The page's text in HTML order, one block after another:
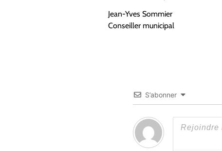
Jean-Yves Sommier
Conseiller municipal
S’abonner